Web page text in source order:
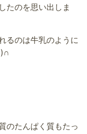
たのを思い出しま
るのは牛乳のように
のたんぱく質もたっ